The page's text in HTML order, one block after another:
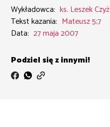
Wykładowca: ks. Leszek Czyż
Tekst kazania: Mateusz 5;7
Data: 27 maja 2007
Podziel się z innymi!